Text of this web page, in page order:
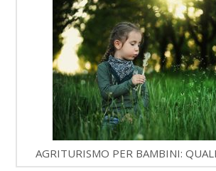
AGRITURISMO PER BAMBINI: